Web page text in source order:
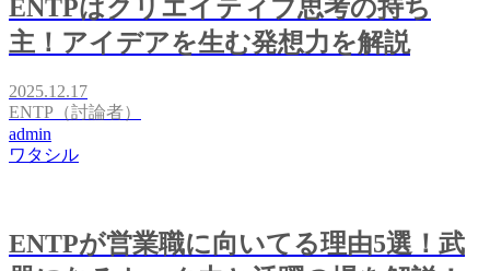
ENTPはクリエイティブ思考の持ち
主！アイデアを生む発想力を解説
2025.12.17
ENTP（討論者）
admin
ワタシル
ENTPが営業職に向いてる理由5選！武